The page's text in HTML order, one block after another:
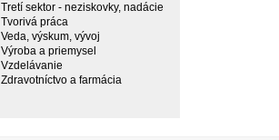
Tretí sektor - neziskovky, nadácie
Tvorivá práca
Veda, výskum, vývoj
Výroba a priemysel
Vzdelávanie
Zdravotníctvo a farmácia